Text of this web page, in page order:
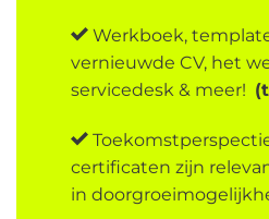
Werkboek,
vernieuwde CV, het
servicedesk & meer!
certificaten zijn
in